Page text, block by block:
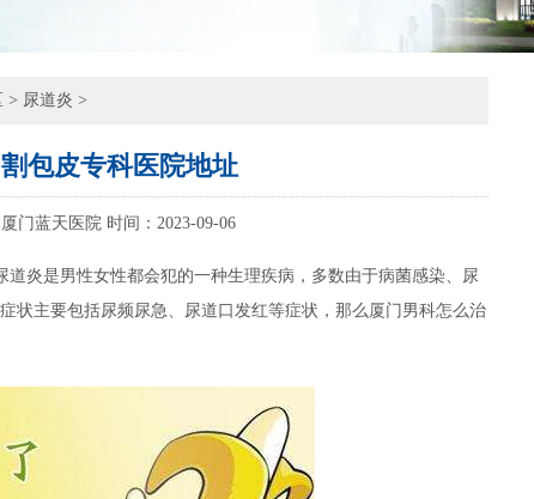
> 尿道炎 >
包皮专科医院地址
厦门蓝天医院 时间：2023-09-06
男性女性都会犯的一种生理疾病，多数由于病菌感染、尿
状主要包括尿频尿急、尿道口发红等症状，那么厦门男科怎么治